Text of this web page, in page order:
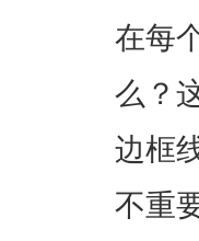
在每
么？
边框
不重